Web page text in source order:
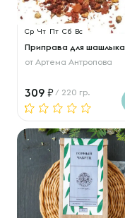
Ср Чт Пт Сб Вс
Приправа для шашлыка
от Артема Антропова
309 / 220 гр.